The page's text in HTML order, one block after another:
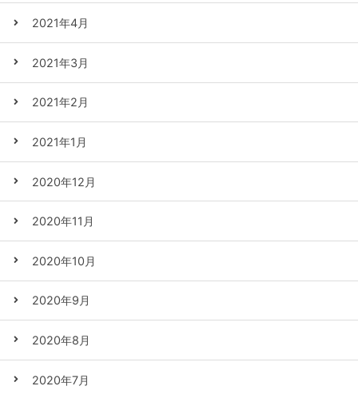
2021年4月
2021年3月
2021年2月
2021年1月
2020年12月
2020年11月
2020年10月
2020年9月
2020年8月
2020年7月